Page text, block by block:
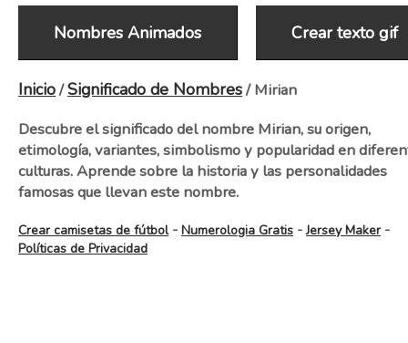
Nombres Animados Crear texto gif
Inicio/Significado de Nombres/ Mirian
Descubre el significado del nombre Mirian, su origen,
etimología, variantes, simbolismo y popularidad en
culturas. Aprende sobre la historia y las personalidades
famosas que llevan este nombre.
Crear camisetas de fútbol- Numerologia Gratis -Jersey Maker-
Políticas de Privacidad